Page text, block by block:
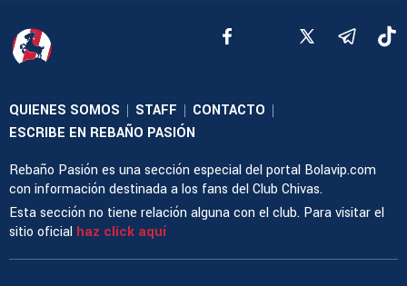
QUIENES SOMOS | STAFF | CONTACTO |
ESCRIBE EN REBAÑO PASIÓN
Rebaño Pasión es una sección especial del portal Bolavip.com
con información destinada a los fans del Club Chivas.
Esta sección no tiene relación alguna con el club. Para visitar el
sitio oficial haz click aquí